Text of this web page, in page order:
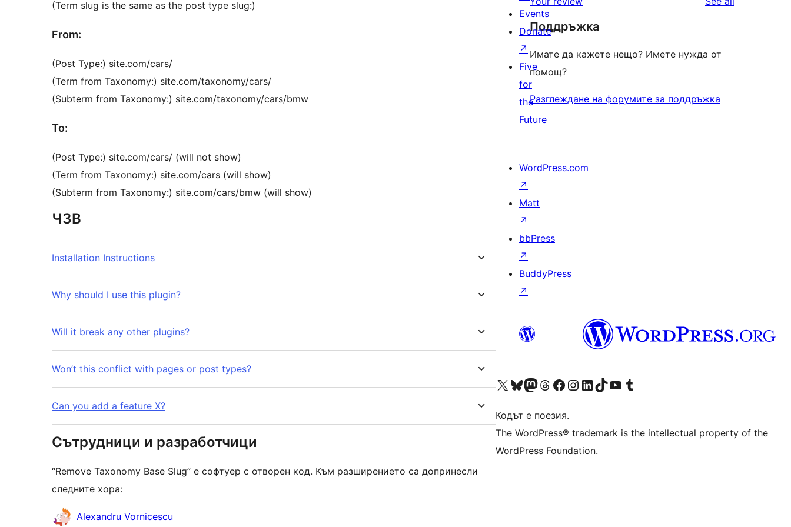
(Term slug is the same as the post type slug:)
From:
(Post Type:) site.com/cars/
(Term from Taxonomy:) site.com/taxonomy/cars/
(Subterm from Taxonomy:) site.com/taxonomy/cars/bmw
To:
(Post Type:) site.com/cars/ (will not show)
(Term from Taxonomy:) site.com/cars (will show)
(Subterm from Taxonomy:) site.com/cars/bmw (will show)
ЧЗВ
Installation Instructions
Why should I use this plugin?
Will it break any other plugins?
Won’t this conflict with pages or post types?
Can you add a feature X?
Сътрудници и разработчици
“Remove Taxonomy Base Slug” е софтуер с отворен код. Към разширението са допринесли
следните хора:
Сътрудници
Alexandru Vornicescu
reviews
star
review
Поддръжка
Имате да кажете нещо? Имете нужда от
помощ?
Разглеждане на форумите за поддръжка
Events
Donate
↗
Five
for
the
Future
WordPress.com
↗
Matt
↗
bbPress
↗
BuddyPress
↗
Visit our X (formerly Twitter) account
Visit our Bluesky account
Visit our Mastodon account
Visit our Threads account
Посетете нашата страница във Facebook
Посетете нашия профил в Instagram
Посетете нашия профил в LinkedIn
Visit our TikTok account
Visit our YouTube channel
Visit our Tumblr account
Кодът е поезия.
The WordPress® trademark is the intellectual property of the
WordPress Foundation.